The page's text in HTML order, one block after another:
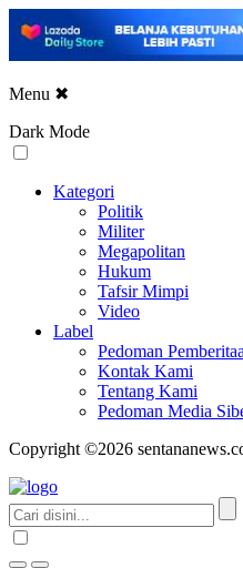
Menu ✖
Dark Mode
Kategori
Politik
Militer
Megapolitan
Hukum
Tafsir Mimpi
Video
Label
Pedoman
Kontak Kami
Tentang Kami
Pedoman Media
Copyright ©2026